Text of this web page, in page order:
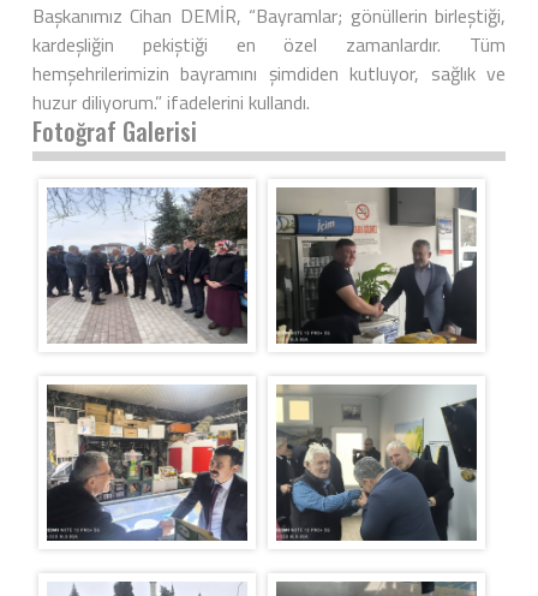
Başkanımız Cihan DEMİR, “Bayramlar; gönüllerin birleştiği,
kardeşliğin pekiştiği en özel zamanlardır. Tüm
hemşehrilerimizin bayramını şimdiden kutluyor, sağlık ve
huzur diliyorum.” ifadelerini kullandı.
Fotoğraf Galerisi